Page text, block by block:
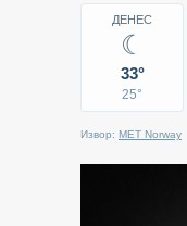
ДЕНЕС
☾
33°
25°
Извор: MET Norway